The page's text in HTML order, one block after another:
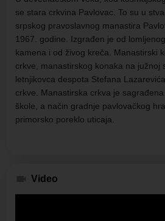
se stara crkvina Pavlovac. To su u
srpskog pravoslavnog manastira
1967. godine. Izgrađen je od
kamena i od živog kreča. Manastirski
crkve, manastirskog konaka na južnoj
letnjikovca despota Stefana
crkve. Manastirska crkva je
škole, a način gradnje pavlovačkog
primorsko poreklo uticaja.
Video